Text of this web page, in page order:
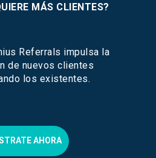
Referrals impulsa la
de nuevos clientes
los existentes.
AHORA
MÁS CLIENTES?